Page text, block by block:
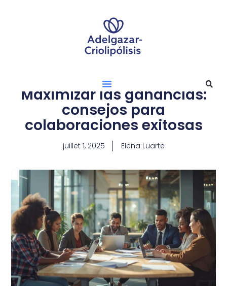
Maximizar las ganancias:
consejos para
colaboraciones exitosas
juillet 1, 2025 Elena Luarte